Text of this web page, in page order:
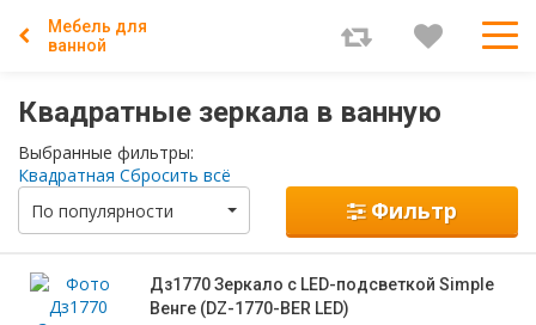
Мебель для
ванной
Квадратные зеркала в ванную
Выбранные фильтры:
Квадратная Сбросить всё
По популярности
Фильтр
Дз1770 Зеркало с LED-подсветкой Simple
Венге (DZ-1770-BER LED)